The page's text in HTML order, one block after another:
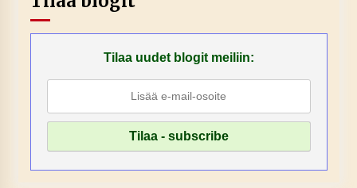
Tilaa uudet blogit meiliin: